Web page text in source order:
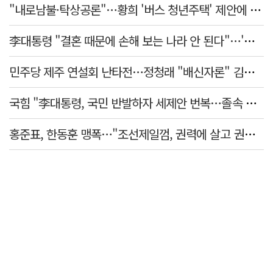
"내로남불·탁상공론"…황희 '버스 청년주택' 제안에 與 내부서도 쓴소리
李대통령 "결혼 때문에 손해 보는 나라 안 된다"…'결혼 페널티' 22개 손본다
민주당 제주 연설회 난타전…정청래 "배신자론" 김민석 "관리 무능"
국힘 "李대통령, 국민 반발하자 세제안 번복…졸속 국정 즉각 중단"
홍준표, 한동훈 맹폭…"조선제일껌, 권력에 살고 권력에 죽었다"